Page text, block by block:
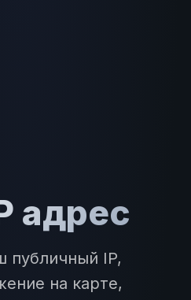
адрес
публичный IP,
на карте,